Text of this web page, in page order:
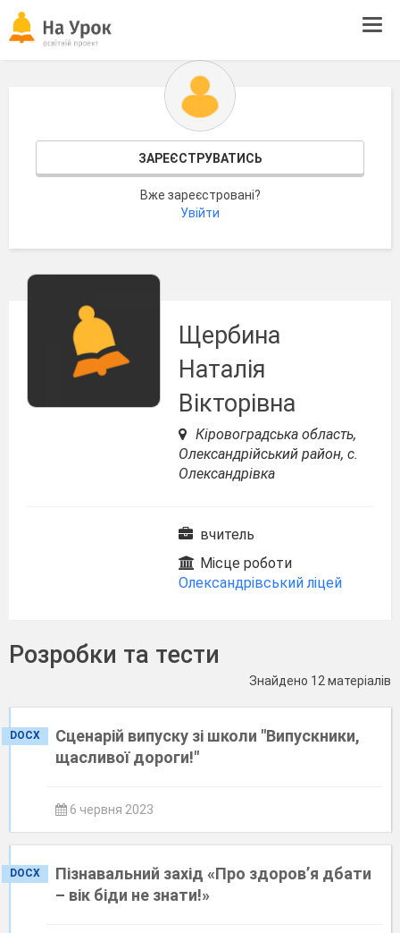
ЗАРЕЄСТРУВАТИСЬ
Вже зареєстровані?
Увійти
Щербина
Наталія
Вікторівна
Кіровоградська область,
Олександрійський район, с.
Олександрівка
вчитель
Місце роботи
Олександрівський ліцей
Розробки та тести
Знайдено 12 матеріалів
DOCX
Сценарій випуску зі школи "Випускники,
щасливої дороги!"
6 червня 2023
DOCX
Пізнавальний захід «Про здоров’я дбати
– вік біди не знати!»